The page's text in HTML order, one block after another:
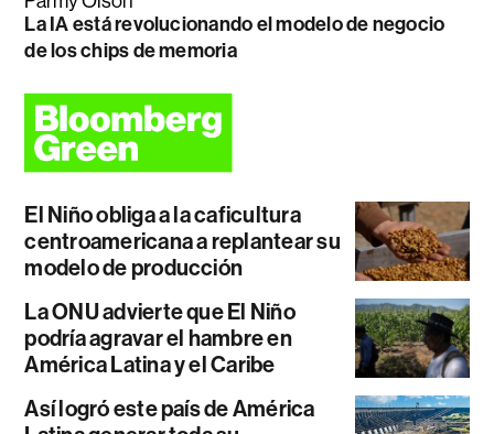
La IA está revolucionando el modelo de negocio
de los chips de memoria
El Niño obliga a la caficultura
centroamericana a replantear su
modelo de producción
La ONU advierte que El Niño
podría agravar el hambre en
América Latina y el Caribe
Así logró este país de América